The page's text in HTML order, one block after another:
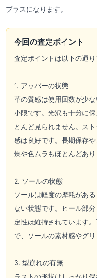
プラスになります。
今回の査定ポイント
査定ポイントは以下の通り
1. アッパーの状態
革の質感は使用回数が少
小限です。光沢も十分に
とんど見られません。ス
感は良好です。長期保存
燥や色ムラもほとんどあり
2. ソールの状態
ソールは軽度の摩耗があ
ない状態です。ヒール部
定性は維持されています
で、ソールの素材感やグリ
3. 型崩れの有無
ラストの形状はしっかり